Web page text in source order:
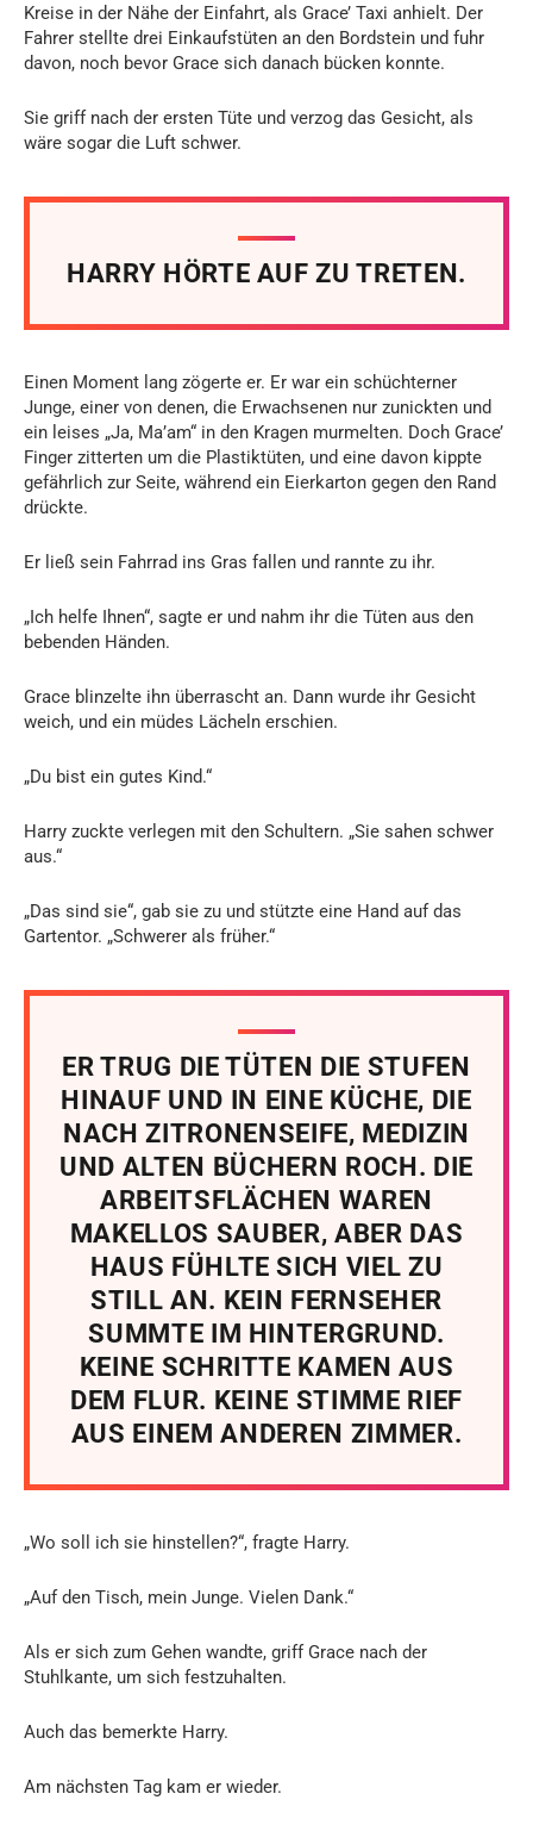
Kreise in der Nähe der Einfahrt, als Grace’ Taxi anhielt. Der
Fahrer stellte drei Einkaufstüten an den Bordstein und fuhr
davon, noch bevor Grace sich danach bücken konnte.
Sie griff nach der ersten Tüte und verzog das Gesicht, als
wäre sogar die Luft schwer.
HARRY HÖRTE AUF ZU TRETEN.
Einen Moment lang zögerte er. Er war ein schüchterner
Junge, einer von denen, die Erwachsenen nur zunickten und
ein leises „Ja, Ma’am“ in den Kragen murmelten. Doch Grace’
Finger zitterten um die Plastiktüten, und eine davon kippte
gefährlich zur Seite, während ein Eierkarton gegen den Rand
drückte.
Er ließ sein Fahrrad ins Gras fallen und rannte zu ihr.
„Ich helfe Ihnen“, sagte er und nahm ihr die Tüten aus den
bebenden Händen.
Grace blinzelte ihn überrascht an. Dann wurde ihr Gesicht
weich, und ein müdes Lächeln erschien.
„Du bist ein gutes Kind.“
Harry zuckte verlegen mit den Schultern. „Sie sahen schwer
aus.“
„Das sind sie“, gab sie zu und stützte eine Hand auf das
Gartentor. „Schwerer als früher.“
ER TRUG DIE TÜTEN DIE STUFEN
HINAUF UND IN EINE KÜCHE, DIE
NACH ZITRONENSEIFE, MEDIZIN
UND ALTEN BÜCHERN ROCH. DIE
ARBEITSFLÄCHEN WAREN
MAKELLOS SAUBER, ABER DAS
HAUS FÜHLTE SICH VIEL ZU
STILL AN. KEIN FERNSEHER
SUMMTE IM HINTERGRUND.
KEINE SCHRITTE KAMEN AUS
DEM FLUR. KEINE STIMME RIEF
AUS EINEM ANDEREN ZIMMER.
„Wo soll ich sie hinstellen?“, fragte Harry.
„Auf den Tisch, mein Junge. Vielen Dank.“
Als er sich zum Gehen wandte, griff Grace nach der
Stuhlkante, um sich festzuhalten.
Auch das bemerkte Harry.
Am nächsten Tag kam er wieder.